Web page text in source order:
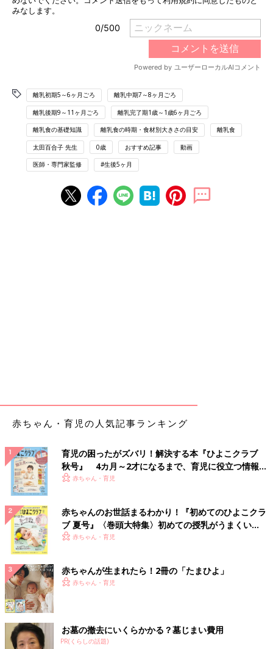
離乳初期5～6ヶ月ごろ 離乳中期7～8ヶ月ごろ
離乳後期9～11ヶ月ごろ 離乳完了期1歳～1歳6ヶ月ごろ
離乳食の基礎知識 離乳食の時期・食材別大きさの目安 離乳食
太田百合子 先生 0歳 おすすめ記事 動画
医師・専門家監修 #生後5ヶ月
赤ちゃん・育児の人気記事ランキング
育児の困ったがズバリ！解決する本『ひよこクラブ
秋号』 4カ月～2才になるまで、育児に役立つ情報が
いっぱい！
赤ちゃん・育児
赤ちゃんのお世話まるわかり！『初めてのひよこクラ
ブ 夏号』〈巻頭大特集〉初めての授乳がうまくい
く！ おっぱい・ミルクの基本と夏のトラブル 解決テ
赤ちゃん・育児
赤ちゃんが生まれたら！2冊の「たまひよ」
赤ちゃん・育児
お墓の撤去にいくらかかる？墓じまい費用
PR(くらしの話題)